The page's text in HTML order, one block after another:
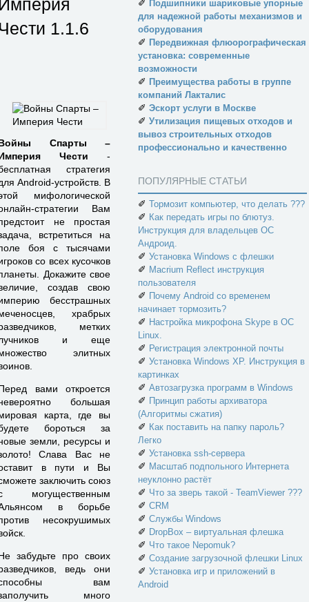
1.1.6
Спарты –
Чести -
стратегия
Android-устройств. В
мифологической
стратегии Вам
не простая
встретиться на
боя с тысячами
со всех кусочков
Докажите свое
создав свою
бесстрашных
храбрых
метких
и еще
элитных
вами откроется
большая
карта, где вы
бороться за
земли, ресурсы и
Слава Вас не
в пути и Вы
заключить союз
могущественным
в борьбе
несокрушимых
забудьте про своих
ведь они
вам
много
✐ Подшипники шариковые упорные
для надежной работы механизмов и
оборудования
✐ Передвижная флюорографическая
установка: современные
возможности
✐ Преимущества работы в группе
компаний Лакталис
✐ Эскорт услуги в Москве
✐ Утилизация пищевых отходов и
вывоз строительных отходов
профессионально и качественно
ПОПУЛЯРНЫЕ СТАТЬИ
✐ Тормозит компьютер, что делать ???
✐ Как передать игры по блютуз.
Инструкция для владельцев ОС
Андроид.
✐ Установка Windows с флешки
✐ Macrium Reflect инструкция
пользователя
✐ Почему Android со временем
начинает тормозить?
✐ Настройка микрофона Skype в ОС
Linux.
✐ Регистрация электронной почты
✐ Установка Windows XP. Инструкция в
картинках
✐ Автозагрузка программ в Windows
✐ Принцип работы архиватора
(Алгоритмы сжатия)
✐ Как поставить на папку пароль?
Легко
✐ Установка ssh-сервера
✐ Масштаб подпольного Интернета
неуклонно растёт
✐ Что за зверь такой - TeamViewer ???
✐ CRM
✐ Службы Windows
✐ DropBox – виртуальная флешка
✐ Что такое Nepomuk?
✐ Создание загрузочной флешки Linux
✐ Установка игр и приложений в
Android